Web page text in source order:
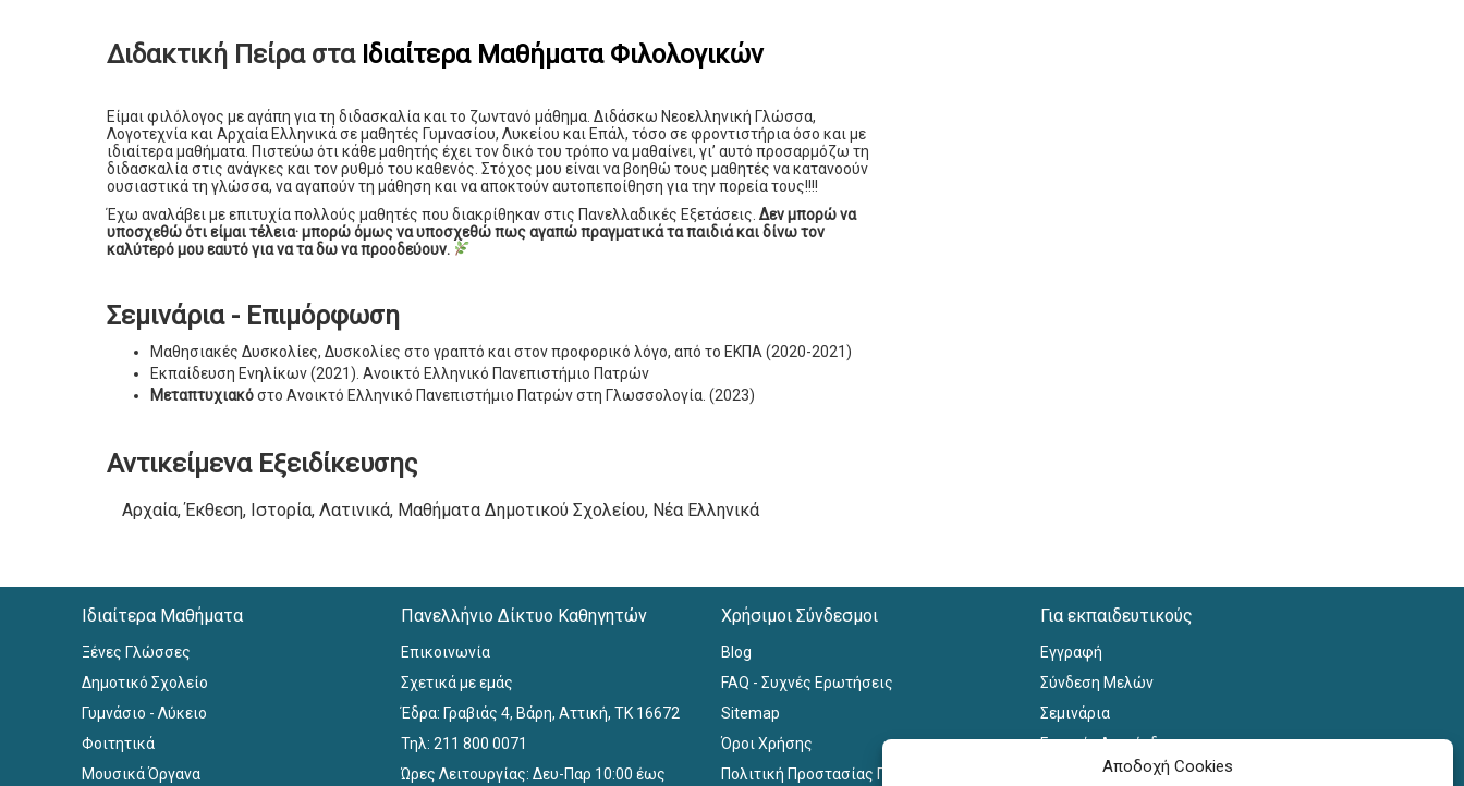
Αποδοχή Cookies
Διδακτική Πείρα στα Ιδιαίτερα Μαθήματα Φιλολογικών
Είμαι φιλόλογος με αγάπη για τη διδασκαλία και το ζωντανό μάθημα. Διδάσκω Νεοελληνική Γλώσσα,
Λογοτεχνία και Αρχαία Ελληνικά σε μαθητές Γυμνασίου, Λυκείου και Επάλ, τόσο σε φροντιστήρια όσο και με
ιδιαίτερα μαθήματα. Πιστεύω ότι κάθε μαθητής έχει τον δικό του τρόπο να μαθαίνει, γι’ αυτό προσαρμόζω τη
διδασκαλία στις ανάγκες και τον ρυθμό του καθενός. Στόχος μου είναι να βοηθώ τους μαθητές να κατανοούν
ουσιαστικά τη γλώσσα, να αγαπούν τη μάθηση και να αποκτούν αυτοπεποίθηση για την πορεία τους!!!!
Έχω αναλάβει με επιτυχία πολλούς μαθητές που διακρίθηκαν στις Πανελλαδικές Εξετάσεις.Δεν μπορώ να
υποσχεθώ ότι είμαι τέλεια· μπορώ όμως να υποσχεθώ πως αγαπώ πραγματικά τα παιδιά και δίνω τον
καλύτερό μου εαυτό για να τα δω να προοδεύουν.
Σεμινάρια - Επιμόρφωση
Μαθησιακές Δυσκολίες, Δυσκολίες στο γραπτό και στον προφορικό λόγο, από το ΕΚΠΑ (2020-2021)
Εκπαίδευση Ενηλίκων (2021). Ανοικτό Ελληνικό Πανεπιστήμιο Πατρών
Μεταπτυχιακόστο Ανοικτό Ελληνικό Πανεπιστήμιο Πατρών στη Γλωσσολογία. (2023)
Αντικείμενα Εξειδίκευσης
Αρχαία, Έκθεση, Ιστορία, Λατινικά, Μαθήματα Δημοτικού Σχολείου, Νέα Ελληνικά
Ιδιαίτερα Μαθήματα
Ξένες Γλώσσες
Δημοτικό Σχολείο
Γυμνάσιο - Λύκειο
Φοιτητικά
Μουσικά Όργανα
Πανελλήνιο Δίκτυο Καθηγητών
Επικοινωνία
Σχετικά με εμάς
Έδρα: Γραβιάς 4, Βάρη, Αττική, ΤΚ 16672
Τηλ: 211 800 0071
Ώρες Λειτουργίας: Δευ-Παρ 10:00 έως
Χρήσιμοι Σύνδεσμοι
Blog
FAQ - Συχνές Ερωτήσεις
Sitemap
Όροι Χρήσης
Πολιτική Προστασίας Προσωπικών
Για εκπαιδευτικούς
Εγγραφή
Σύνδεση Μελών
Σεμινάρια
Γραφείο Διασύνδεσης